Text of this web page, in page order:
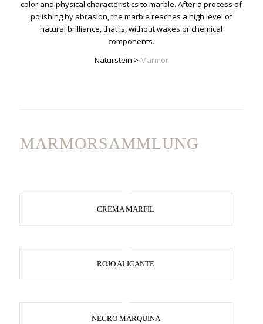
color and physical characteristics to marble. After a process of
polishing by abrasion, the marble reaches a high level of
natural brilliance, that is, without waxes or chemical
components.
Naturstein > Marmor
MARMORSAMMLUNG
CREMA MARFIL
ROJO ALICANTE
NEGRO MARQUINA